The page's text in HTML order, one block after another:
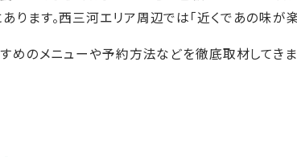
ます。西三河エリア周辺では「近くであの味が楽
すめのメニューや予約方法などを徹底取材してきま